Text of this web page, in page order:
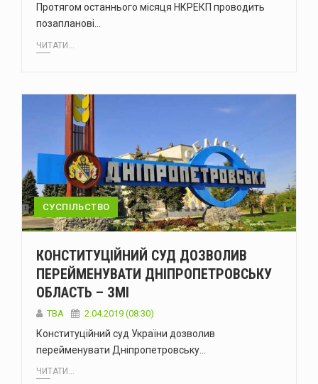
Протягом останнього місяця НКРЕКП проводить
позапланові…
ЧИТАТИ...
СУСПІЛЬСТВО
КОНСТИТУЦІЙНИЙ СУД ДОЗВОЛИВ
ПЕРЕЙМЕНУВАТИ ДНІПРОПЕТРОВСЬКУ
ОБЛАСТЬ – ЗМІ
TBA 2.04.2019 (08:30)
Конституційний суд України дозволив
перейменувати Дніпропетровську…
ЧИТАТИ...